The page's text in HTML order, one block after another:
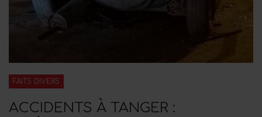
FAITS DIVERS
ACCIDENTS À TANGER :